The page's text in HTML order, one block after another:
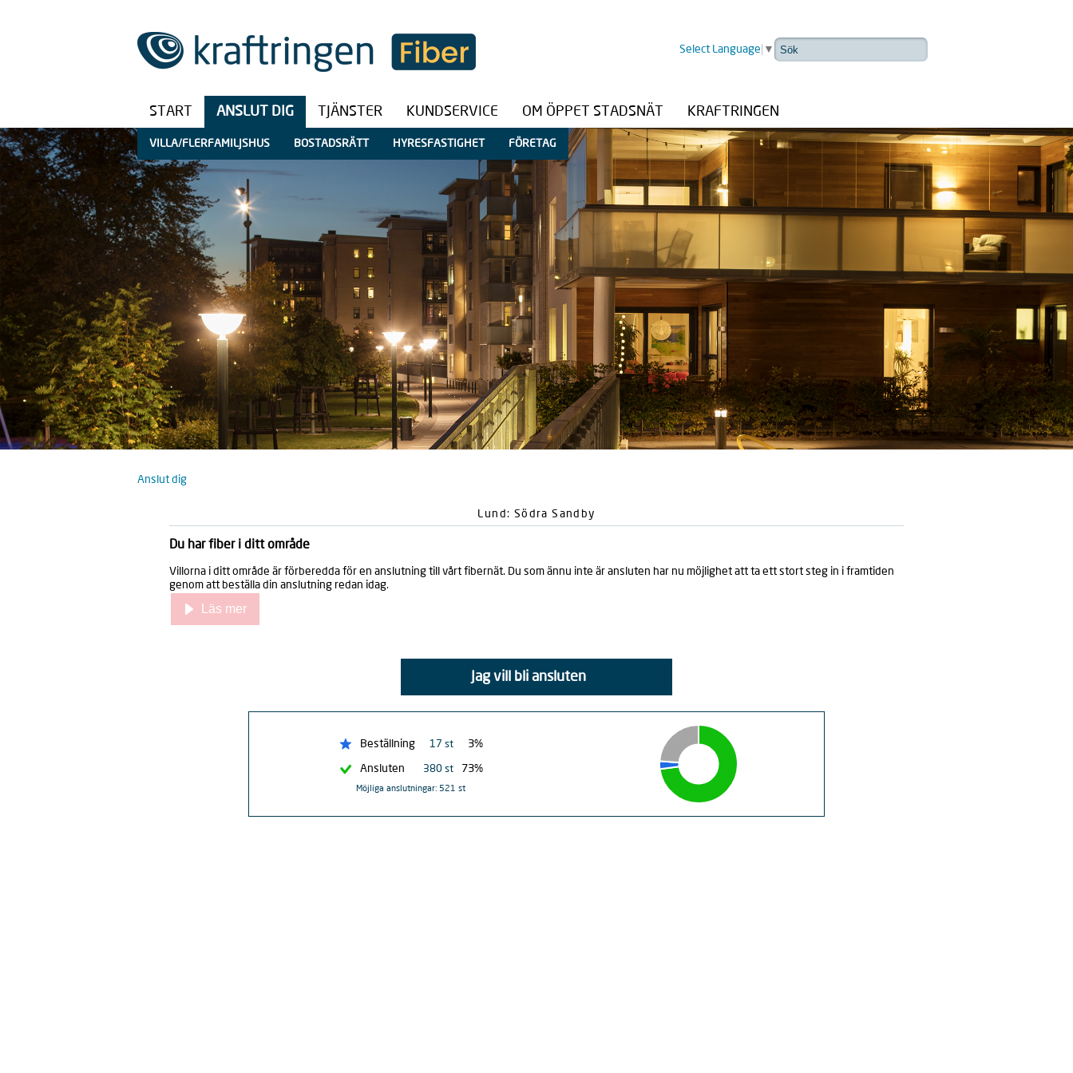
Select Language ▼
START ANSLUT DIG TJÄNSTER KUNDSERVICE OM ÖPPET STADSNÄT KRAFTRINGEN
VILLA/FLERFAMILJSHUS BOSTADSRÄTT HYRESFASTIGHET FÖRETAG
Anslut dig
Lund: Södra Sandby
Du har fiber i ditt område
Villorna i ditt område är förberedda för en anslutning till vårt fibernät. Du som ännu inte är ansluten har nu möjlighet att ta ett stort steg in i framtiden
genom att beställa din anslutning redan idag.
Läs mer
Jag vill bli ansluten
Beställning 17 st 3%
Ansluten 380 st 73%
Möjliga anslutningar: 521 st